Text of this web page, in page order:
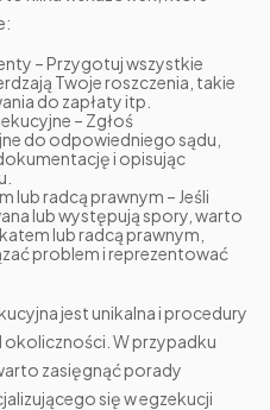
– Przygotuj wszystkie
Twoje roszczenia, takie
do zapłaty itp.
– Zgłoś
do odpowiedniego sądu,
i opisując
lub radcą prawnym – Jeśli
lub występują spory, warto
lub radcą prawnym,
problem i reprezentować
jest unikalna i procedury
okoliczności. W przypadku
zasięgnąć porady
się w egzekucji